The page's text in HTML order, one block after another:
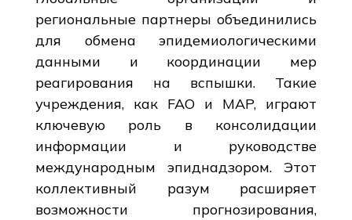
региональные партнеры объединились
для обмена эпидемиологическими
данными и координации мер
реагирования на вспышки. Такие
учреждения, как FAO и MAP, играют
ключевую роль в консолидации
информации и руководстве
международным эпиднадзором. Этот
коллективный разум расширяет
возможности прогнозирования,